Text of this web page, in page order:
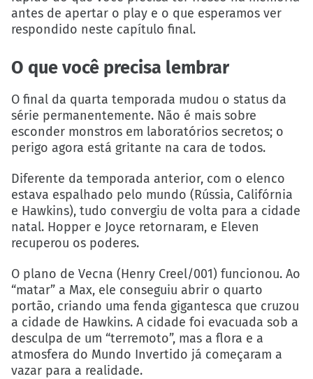
antes de apertar o play e o que esperamos ver
respondido neste capítulo final.
O que você precisa lembrar
O final da quarta temporada mudou o status da
série permanentemente. Não é mais sobre
esconder monstros em laboratórios secretos; o
perigo agora está gritante na cara de todos.
Diferente da temporada anterior, com o elenco
estava espalhado pelo mundo (Rússia, Califórnia
e Hawkins), tudo convergiu de volta para a cidade
natal. Hopper e Joyce retornaram, e Eleven
recuperou os poderes.
O plano de Vecna (Henry Creel/001) funcionou. Ao
“matar” a Max, ele conseguiu abrir o quarto
portão, criando uma fenda gigantesca que cruzou
a cidade de Hawkins. A cidade foi evacuada sob a
desculpa de um “terremoto”, mas a flora e a
atmosfera do Mundo Invertido já começaram a
vazar para a realidade.